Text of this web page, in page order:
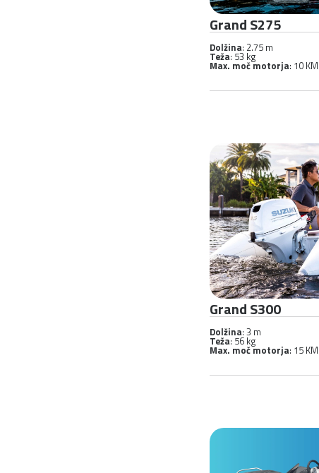
Grand S275
Dolžina: 2.75 m
Teža: 53 kg
Max. moč motorja: 10 KM
Grand S300
Dolžina: 3 m
Teža: 56 kg
Max. moč motorja: 15 KM